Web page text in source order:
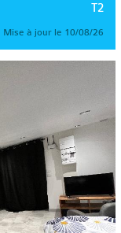
T2
Mise à jour le 10/08/26